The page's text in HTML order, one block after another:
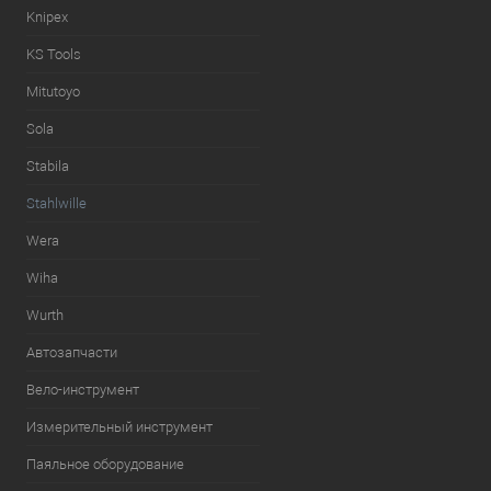
Knipex
KS Tools
Mitutoyo
Sola
Stabila
Stahlwille
Wera
Wiha
Wurth
Автозапчасти
Вело-инструмент
Измерительный инструмент
Паяльное оборудование